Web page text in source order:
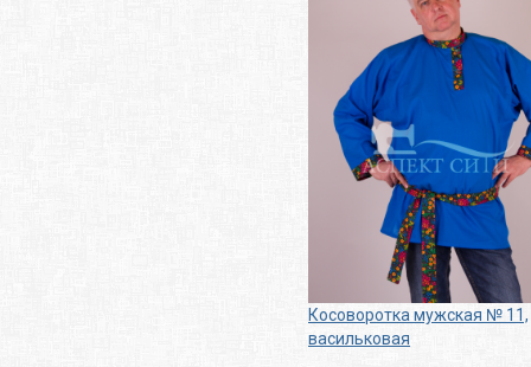
Косоворотка мужская № 11,
васильковая